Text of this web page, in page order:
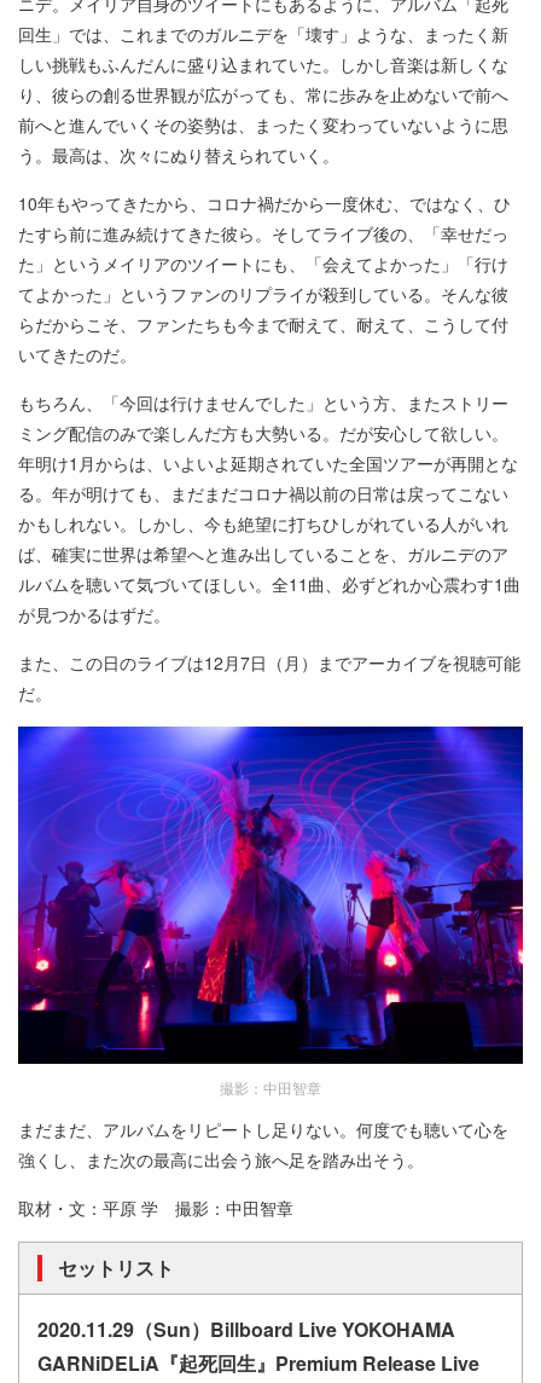
回生」では、これまでのガルニデを「壊す」ような、まったく新
しい挑戦もふんだんに盛り込まれていた。しかし音楽は新しくな
り、彼らの創る世界観が広がっても、常に歩みを止めないで前へ
前へと進んでいくその姿勢は、まったく変わっていないように思
う。最高は、次々にぬり替えられていく。
10年もやってきたから、コロナ禍だから一度休む、ではなく、ひ
たすら前に進み続けてきた彼ら。そしてライブ後の、「幸せだっ
た」というメイリアのツイートにも、「会えてよかった」「行け
てよかった」というファンのリプライが殺到している。そんな彼
らだからこそ、ファンたちも今まで耐えて、耐えて、こうして付
いてきたのだ。
もちろん、「今回は行けませんでした」という方、またストリー
ミング配信のみで楽しんだ方も大勢いる。だが安心して欲しい。
年明け1月からは、いよいよ延期されていた全国ツアーが再開とな
る。年が明けても、まだまだコロナ禍以前の日常は戻ってこない
かもしれない。しかし、今も絶望に打ちひしがれている人がいれ
ば、確実に世界は希望へと進み出していることを、ガルニデのア
ルバムを聴いて気づいてほしい。全11曲、必ずどれか心震わす1曲
が見つかるはずだ。
また、この日のライブは12月7日（月）までアーカイブを視聴可能
だ。
撮影：中田智章
まだまだ、アルバムをリピートし足りない。何度でも聴いて心を
強くし、また次の最高に出会う旅へ足を踏み出そう。
取材・文：平原 学 撮影：中田智章
セットリスト
2020.11.29（Sun）Billboard Live YOKOHAMA
GARNiDELiA『起死回生』Premium Release Live